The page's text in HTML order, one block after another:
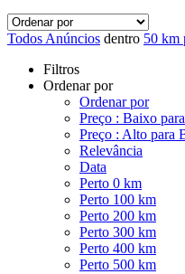
Todos Anúncios dentro 50 km
Filtros
Ordenar por
Ordenar por
Preço : Baixo
Preço : Alto para
Relevância
Data
Perto 0 km
Perto 100 km
Perto 200 km
Perto 300 km
Perto 400 km
Perto 500 km